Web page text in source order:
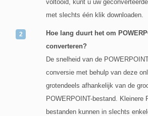
voltooid, kunt u uw
met slechts één klik downloaden.
Hoe lang duurt het om
converteren?
De snelheid van de
conversie met behulp van deze
grotendeels afhankelijk van de
POWERPOINT-bestand. Kleinere
bestanden kunnen in slechts